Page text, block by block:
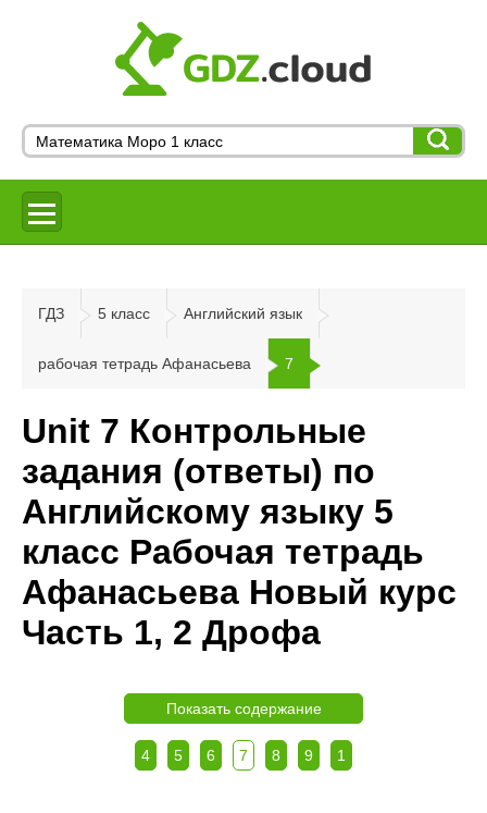
ГДЗ 5 класс Английский язык
рабочая тетрадь Афанасьева 7
Unit 7 Контрольные
задания (ответы) по
Английскому языку 5
класс Рабочая тетрадь
Афанасьева Новый курс
Часть 1, 2 Дрофа
Показать содержание
4 5 6 7 8 9 1